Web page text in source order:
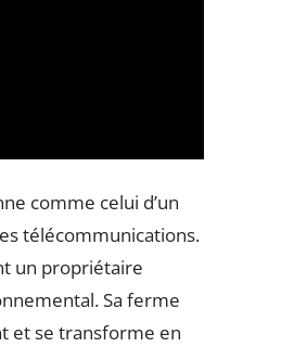
comme celui d’un
télécommunications.
un propriétaire
Sa ferme
et se transforme en